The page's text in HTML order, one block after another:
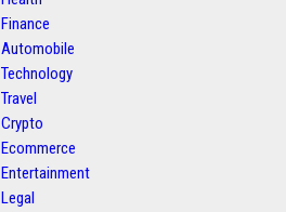
Finance
Automobile
Technology
Travel
Crypto
Ecommerce
Entertainment
Legal